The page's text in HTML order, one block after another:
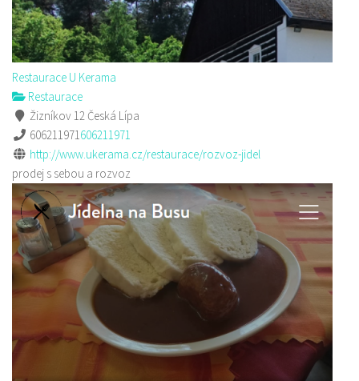
Restaurace U Kerama
Restaurace
Žizníkov 12 Česká Lípa
606211971606211971
http://www.ukerama.cz/restaurace/rozvoz-jidel
prodej s sebou a rozvoz